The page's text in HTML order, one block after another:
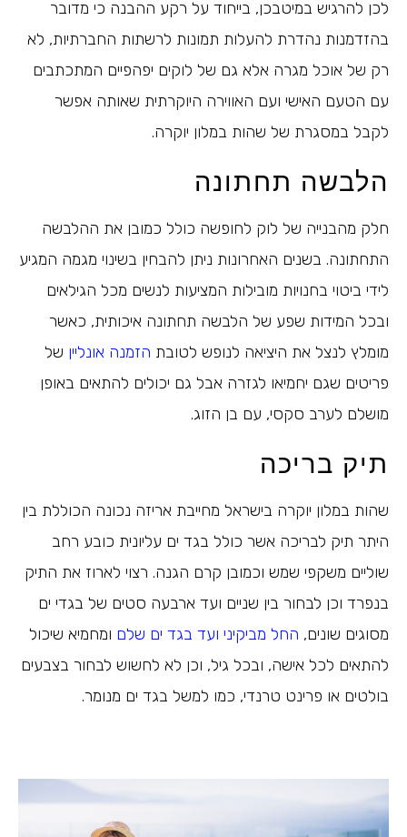
לכן להרגיש במיטבכן, בייחוד על רקע ההבנה כי מדובר
בהזדמנות נהדרת להעלות תמונות לרשתות החברתיות, לא
רק של אוכל מגרה אלא גם של לוקים יפהפיים המתכתבים
עם הטעם האישי ועם האווירה היוקרתית שאותה אפשר
לקבל במסגרת של שהות במלון יוקרה.
הלבשה תחתונה
חלק מהבנייה של לוק לחופשה כולל כמובן את ההלבשה
התחתונה. בשנים האחרונות ניתן להבחין בשינוי מגמה המגיע
לידי ביטוי בחנויות מובילות המציעות לנשים מכל הגילאים
ובכל המידות שפע של הלבשה תחתונה איכותית, כאשר
מומלץ לנצל את היציאה לנופש לטובת הזמנה אונליין של
פריטים שגם יחמיאו לגזרה אבל גם יכולים להתאים באופן
מושלם לערב סקסי, עם בן הזוג.
תיק בריכה
שהות במלון יוקרה בישראל מחייבת אריזה נכונה הכוללת בין
היתר תיק לבריכה אשר כולל בגד ים עליונית כובע רחב
שוליים משקפי שמש וכמובן קרם הגנה. רצוי לארוז את התיק
בנפרד וכן לבחור בין שניים ועד ארבעה סטים של בגדי ים
מסוגים שונים, החל מביקיני ועד בגד ים שלם ומחמיא שיכול
להתאים לכל אישה, ובכל גיל, וכן לא לחשוש לבחור בצבעים
בולטים או פרינט טרנדי, כמו למשל בגד ים מנומר.